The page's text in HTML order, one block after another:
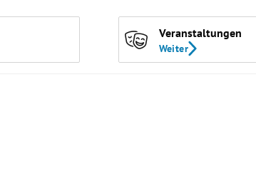
Veranstaltungen
Weiter